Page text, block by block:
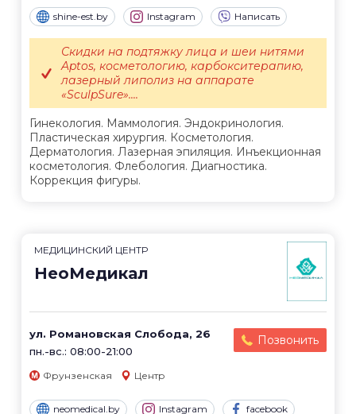
shine-est.by Instagram Написать
Гинекология. Маммология. Эндокринология.
Пластическая хирургия. Косметология.
Дерматология. Лазерная эпиляция. Инъекционная
косметология. Флебология. Диагностика.
Коррекция фигуры.
Скидки на подтяжку лица и шеи нитями
Aptos, косметологию, карбокситерапию,
лазерный липолиз на аппарате
«SculpSure»....
МЕДИЦИНСКИЙ ЦЕНТР
НеоМедикал
ул. Романовская Слобода, 26
пн.-вс.: 08:00-21:00
Позвонить
Фрунзенская Центр
neomedical.by Instagram facebook